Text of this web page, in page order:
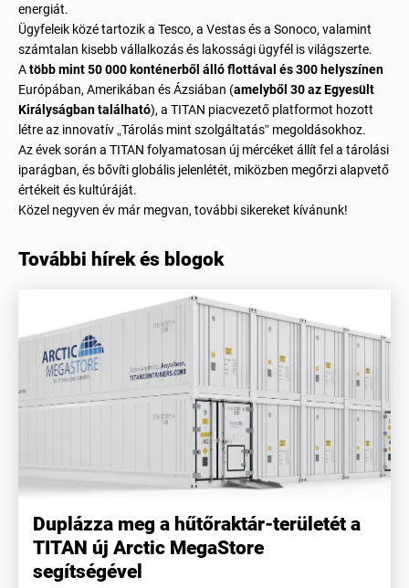
energiát.
Ügyfeleik közé tartozik a Tesco, a Vestas és a Sonoco, valamint
számtalan kisebb vállalkozás és lakossági ügyfél is világszerte.
Atöbb mint 50 000 konténerből álló flottával és 300 helyszínen
Európában, Amerikában és Ázsiában (amelyből 30 az Egyesült
Királyságban található), a TITAN piacvezető platformot hozott
létre az innovatív „Tárolás mint szolgáltatás” megoldásokhoz.
Az évek során a TITAN folyamatosan új mércéket állít fel a tárolási
iparágban, és bővíti globális jelenlétét, miközben megőrzi alapvető
értékeit és kultúráját.
Közel negyven év már megvan, további sikereket kívánunk!
További hírek és blogok
Duplázza meg a hűtőraktár-területét a
TITAN új Arctic MegaStore
segítségével